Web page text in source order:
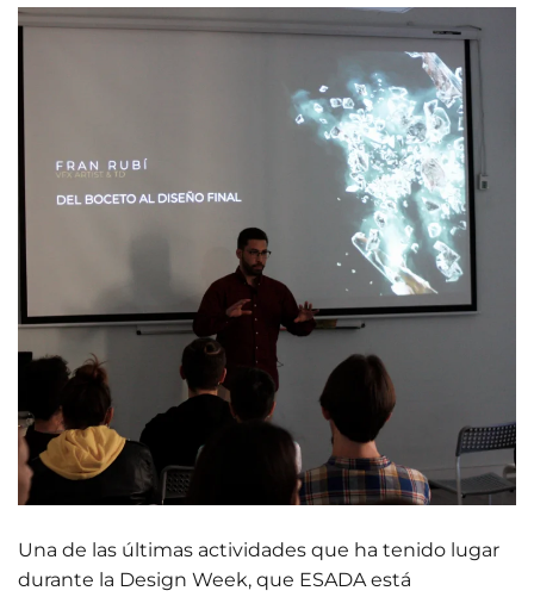
Una de las últimas actividades que ha tenido lugar
durante la Design Week, que ESADA está